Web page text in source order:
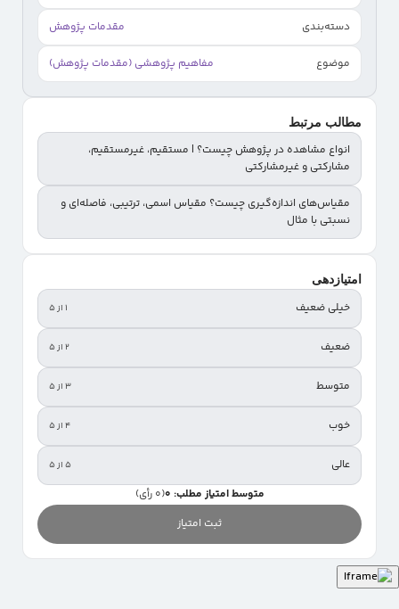
دسته‌بندی مقدمات پژوهش
موضوع مفاهیم پژوهشی (مقدمات پژوهش)
مطالب مرتبط
انواع مشاهده در پژوهش چیست؟ | مستقیم، غیرمستقیم،
مشارکتی و غیرمشارکتی
مقیاس‌های اندازه‌گیری چیست؟ مقیاس اسمی، ترتیبی، فاصله‌ای و
نسبتی با مثال
امتیازدهی
خیلی ضعیف ۱ از ۵
ضعیف ۲ از ۵
متوسط ۳ از ۵
خوب ۴ از ۵
عالی ۵ از ۵
متوسط امتیاز مطلب: 0
(0 رأی)
ثبت امتیاز